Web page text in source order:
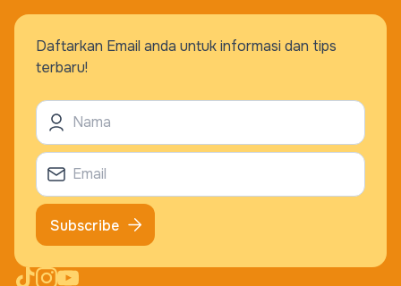
Daftarkan Email anda untuk informasi dan tips
terbaru!
Subscribe